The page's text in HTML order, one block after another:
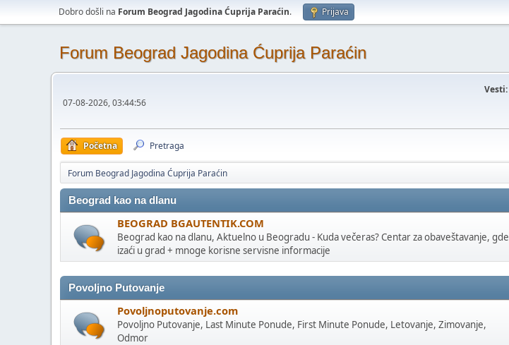
Dobro došli na Forum Beograd Jagodina Ćuprija Paraćin. Prijava
Forum Beograd Jagodina Ćuprija Paraćin
07-08-2026, 03:44:56
Vesti:
Početna Pretraga
Forum Beograd Jagodina Ćuprija Paraćin
Beograd kao na dlanu
BEOGRAD BGAUTENTIK.COM
Beograd kao na dlanu, Aktuelno u Beogradu - Kuda večeras? Centar za obaveštavanje, gde
izaći u grad + mnoge korisne servisne informacije
Povoljno Putovanje
Povoljnoputovanje.com
Povoljno Putovanje, Last Minute Ponude, First Minute Ponude, Letovanje, Zimovanje,
Odmor